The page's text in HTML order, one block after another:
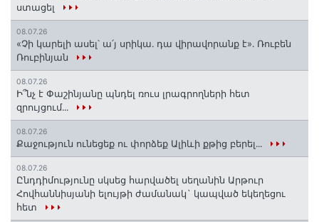
ստացել
08.07.26
«Չի կարելի ասել՝ ա՛յ սրիկա․ դա վիրավորանք է»․ Ռուբեն
Ռուբինյան
08.07.26
Ի՞նչ է Փաշինյանը պնդել ռուս լրագրողների հետ
զրույցում․․․
08.07.26
Քաջություն ունեցեք ու փորձեք Ալիևի քթից բերել․․․
08.07.26
Ընդդիմությունը սկսեց հարվածել սեղանին Արթուր
Հովհաննիսյանի ելույթի ժամանակ` կապված եկեղեցու
հետ